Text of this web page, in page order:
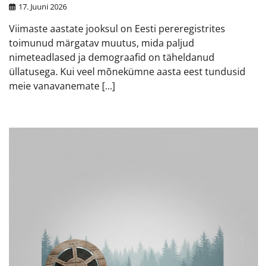
17. Juuni 2026
Viimaste aastate jooksul on Eesti pereregistrites
toimunud märgatav muutus, mida paljud
nimeteadlased ja demograafid on täheldanud
üllatusega. Kui veel mõnekümne aasta eest tundusid
meie vanavanemate […]